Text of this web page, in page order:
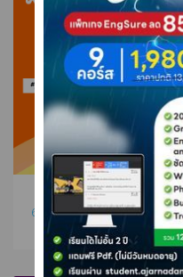
6 คำที่แปลว่า ฉลาด